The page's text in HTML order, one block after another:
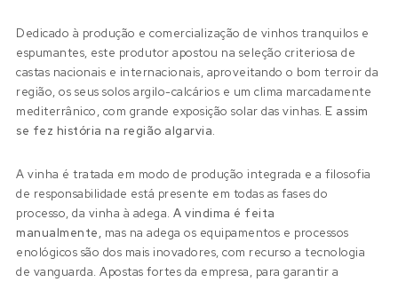
Dedicado à produção e comercialização de vinhos tranquilos e
espumantes, este produtor apostou na seleção criteriosa de
castas nacionais e internacionais, aproveitando o bom terroir da
região, os seus solos argilo-calcários e um clima marcadamente
mediterrânico, com grande exposição solar das vinhas.E assim
se fez história na região algarvia.
A vinha é tratada em modo de produção integrada e a filosofia
de responsabilidade está presente em todas as fases do
processo, da vinha à adega.A vindima é feita
manualmente, mas na adega os equipamentos e processos
enológicos são dos mais inovadores, com recurso a tecnologia
de vanguarda. Apostas fortes da empresa, para garantir a